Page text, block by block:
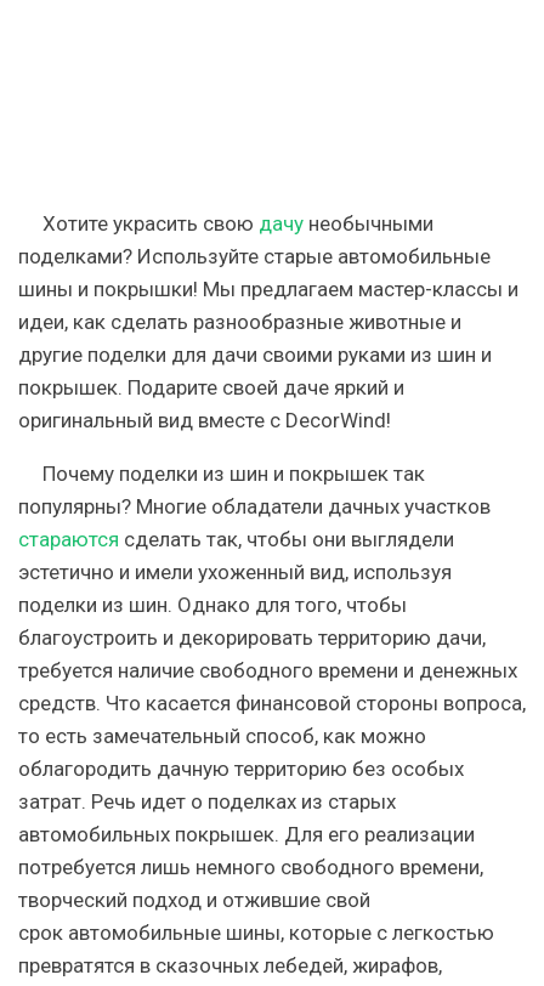
Хотите украсить свою дачу необычными
поделками? Используйте старые автомобильные
шины и покрышки! Мы предлагаем мастер-классы и
идеи, как сделать разнообразные животные и
другие поделки для дачи своими руками из шин и
покрышек. Подарите своей даче яркий и
оригинальный вид вместе с DecorWind!
Почему поделки из шин и покрышек так
популярны? Многие обладатели дачных участков
стараются сделать так, чтобы они выглядели
эстетично и имели ухоженный вид, используя
поделки из шин. Однако для того, чтобы
благоустроить и декорировать территорию дачи,
требуется наличие свободного времени и денежных
средств. Что касается финансовой стороны вопроса,
то есть замечательный способ, как можно
облагородить дачную территорию без особых
затрат. Речь идет о поделках из старых
автомобильных покрышек. Для его реализации
потребуется лишь немного свободного времени,
творческий подход и отжившие свой
срок автомобильные шины, которые с легкостью
превратятся в сказочных лебедей, жирафов,